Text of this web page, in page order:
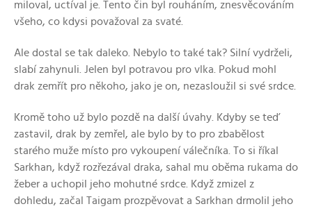
miloval, uctíval je. Tento čin byl rouháním, znesvěcováním
všeho, co kdysi považoval za svaté.
Ale dostal se tak daleko. Nebylo to také tak? Silní vydrželi,
slabí zahynuli. Jelen byl potravou pro vlka. Pokud mohl
drak zemřít pro někoho, jako je on, nezasloužil si své srdce.
Kromě toho už bylo pozdě na další úvahy. Kdyby se teď
zastavil, drak by zemřel, ale bylo by to pro zbabělost
starého muže místo pro vykoupení válečníka. To si říkal
Sarkhan, když rozřezával draka, sahal mu oběma rukama do
žeber a uchopil jeho mohutné srdce. Když zmizel z
dohledu, začal Taigam prozpěvovat a Sarkhan drmolil jeho